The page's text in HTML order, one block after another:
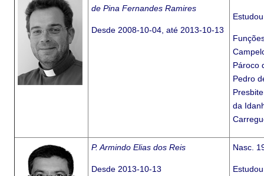
de Pina Fernandes Ramires
Desde 2008-10-04, até 2013-10-13
Pároco
Pedro
da
P. Armindo Elias dos Reis
Desde 2013-10-13
Nasc.